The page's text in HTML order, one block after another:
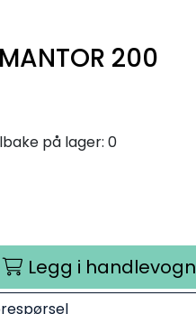
200
på lager: 0
Legg i handlevogn